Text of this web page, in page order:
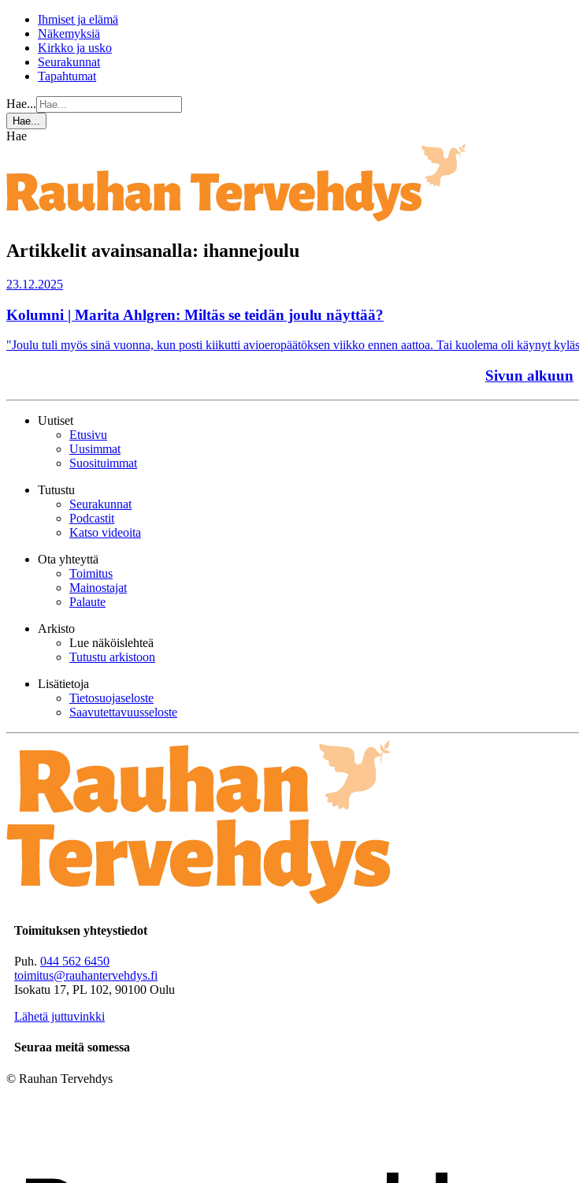
Ihmiset ja elämä
Näkemyksiä
Kirkko ja usko
Seurakunnat
Tapahtumat
Hae...
Hae...
Hae
Artikkelit avainsanalla: ihannejoulu
23.12.2025
Kolumni | Marita Ahlgren: Miltäs se teidän joulu näyttää?
"Joulu tuli myös sinä vuonna, kun posti kiikutti avioeropäätöksen viikko ennen aattoa. Tai kuolema oli käynyt
Sivun alkuun
Uutiset
Etusivu
Uusimmat
Suosituimmat
Tutustu
Seurakunnat
Podcastit
Katso videoita
Ota yhteyttä
Toimitus
Mainostajat
Palaute
Arkisto
Lue näköislehteä
Tutustu arkistoon
Lisätietoja
Tietosuojaseloste
Saavutettavuusseloste
Toimituksen yhteystiedot
Puh. 044 562 6450
toimitus@rauhantervehdys.fi
Isokatu 17, PL 102, 90100 Oulu
Lähetä juttuvinkki
Seuraa meitä somessa
© Rauhan Tervehdys